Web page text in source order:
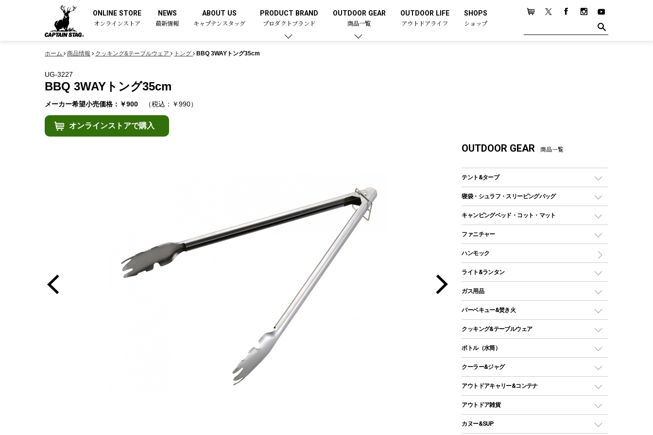
ONLINE STORE
オンラインストア
NEWS
最新情報
ABOUT US
キャプテンスタッグ
PRODUCT BRAND
プロダクトブランド
OUTDOOR GEAR
商品一覧
OUTDOOR LIFE
アウトドアライフ
SHOPS
ショップ
ホーム 商品情報 クッキング&テーブルウェア トング BBQ 3WAYトング35cm
UG-3227
BBQ 3WAYトング35cm
メーカー希望小売価格：￥900 （税込：￥990）
オンラインストアで購入
OUTDOOR GEAR 商品一覧
テント&タープ
テント
ツールームテント
ワンポールテント
シェルターテント
ロッジ型・オリジナルテント
タープ
スクエアタープ（レクタタープ）
メッシュタープ
自立式タープ
パラソル
テントアクセサリー
ペグ
寝袋・シュラフ・スリーピングバッグ
レクタングラー型（封筒型）シュラフ
インナーシュラフ
キャンピングベッド・コット・マット
キャンピングベッド・コット
インフレータブルマット
ファニチャー
アウトドアテーブル
レジャーシート
ハンモック
ライト&ランタン
LEDランタン
ガスランタン
オイルランタン
LEDライト
ヘッドライト
キャンドル
ガス用品
ガスバーナー
ガス缶
ガストーチ、ライター
バーベキュー&焚き火
バーベキューコンロ、グリル
焚き火台タイプ（ロースタイル）グリル
卓上タイプグリル
パーティータイプグリル
鉄板、アミ
クッキング&テーブルウェア
ダッチオーブン
ホットサンドメーカー
クッカーセット
シェラカップ
ボトル（水筒）
ステンレスボトル
コップ付きタイプ
ワンタッチタイプ
プラスチックボトル
クーラー&ジャグ
クーラーボックス
クーラーバッグ
ウォータージャグ
アウトドアキャリー&コンテナ
アウトドアキャリー
アウトドア雑貨
バックパック&バッグ
カヌー&SUP